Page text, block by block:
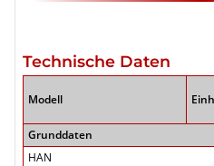
Technische Daten
Modell
Grunddaten
HAN